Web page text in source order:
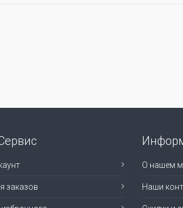
заказов
О нашем
Наши